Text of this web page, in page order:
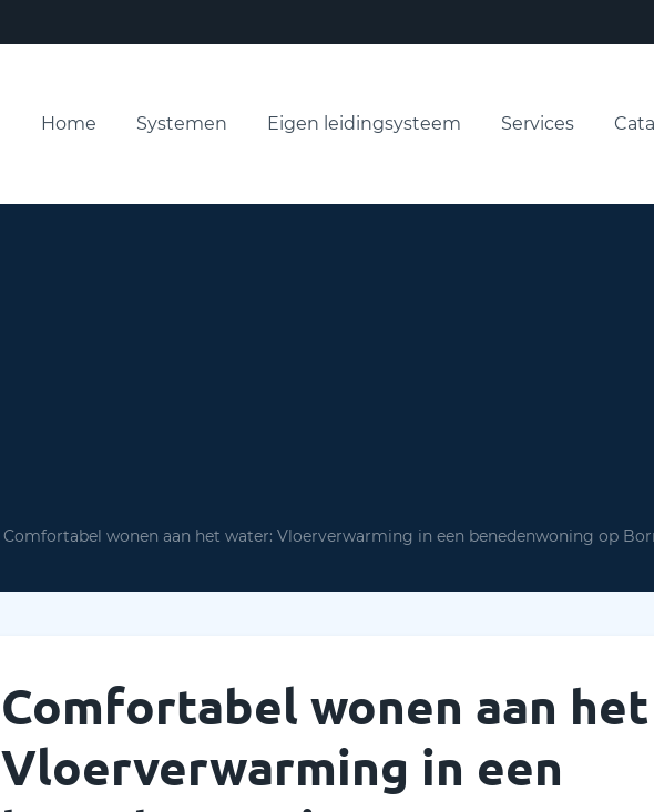
Home Systemen Eigen leidingsysteem Services
Comfortabel wonen aan het water: Vloerverwarming in een benedenwoning op
Comfortabel wonen aan
Vloerverwarming in een